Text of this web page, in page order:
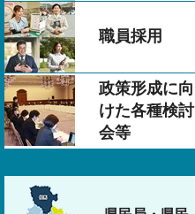
職員採用
政策形成に向
けた各種検討
会等